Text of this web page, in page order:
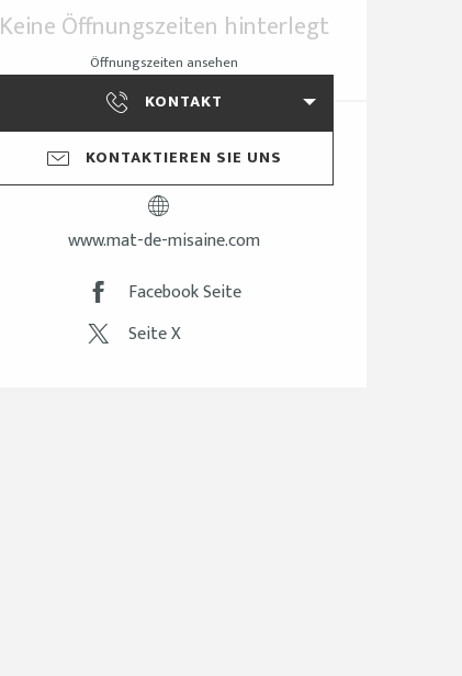
Keine Öffnungszeiten hinterlegt
Öffnungszeiten ansehen
KONTAKT
KONTAKTIEREN SIE UNS
www.mat-de-misaine.com
Facebook Seite
Seite X